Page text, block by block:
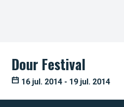
Dour Festival
16 jul. 2014 - 19 jul. 2014